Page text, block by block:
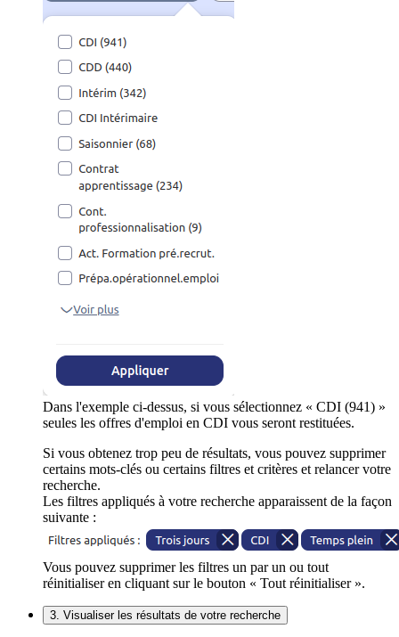
Dans l'exemple ci-dessus, si vous sélectionnez « CDI (941) »
seules les offres d'emploi en CDI vous seront restituées.
Si vous obtenez trop peu de résultats, vous pouvez supprimer
certains mots-clés ou certains filtres et critères et relancer votre
recherche.
Les filtres appliqués à votre recherche apparaissent de la façon
suivante :
Vous pouvez supprimer les filtres un par un ou tout
réinitialiser en cliquant sur le bouton « Tout réinitialiser ».
3. Visualiser les résultats de votre recherche